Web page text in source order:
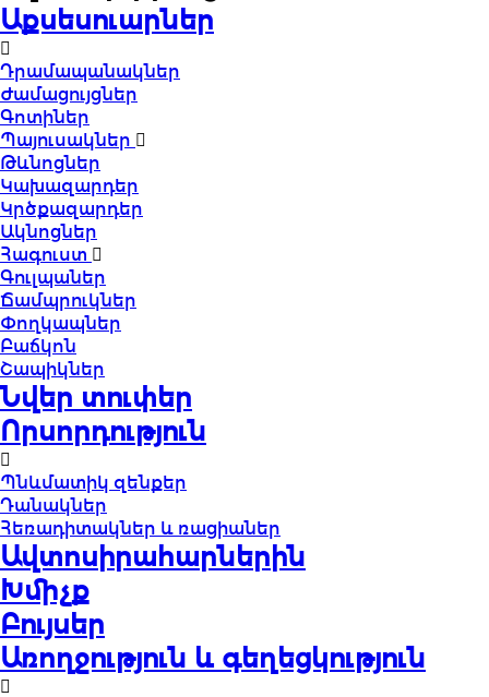
Աքսեսուարներ
Դրամապանակներ
Ժամացույցներ
Գոտիներ
Պայուսակներ
Թևնոցներ
Կախազարդեր
Կրծքազարդեր
Ակնոցներ
Հագուստ
Գուլպաներ
Ճամպրուկներ
Փողկապներ
Բաճկոն
Շապիկներ
Նվեր տուփեր
Որսորդություն
Պնևմատիկ զենքեր
Դանակներ
Հեռադիտակներ և ռացիաներ
Ավտոսիրահարներին
Խմիչք
Բույսեր
Առողջություն և գեղեցկություն